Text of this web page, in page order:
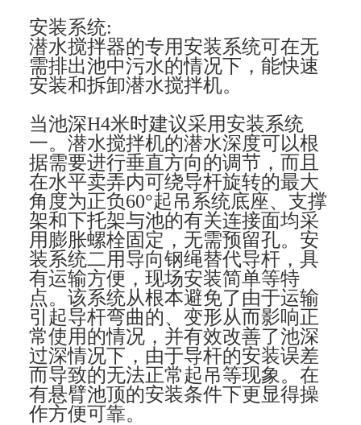
安装系统:
潜水搅拌器的专用安装系统可在无
需排出池中污水的情况下，能快速
安装和拆卸潜水搅拌机。
当池深H4米时建议采用安装系统
一。潜水搅拌机的潜水深度可以根
据需要进行垂直方向的调节，而且
在水平卖弄内可绕导杆旋转的最大
角度为正负60°起吊系统底座、支撑
架和下托架与池的有关连接面均采
用膨胀螺栓固定，无需预留孔。安
装系统二用导向钢绳替代导杆，具
有运输方便，现场安装简单等特
点。该系统从根本避免了由于运输
引起导杆弯曲的、变形从而影响正
常使用的情况，并有效改善了池深
过深情况下，由于导杆的安装误差
而导致的无法正常起吊等现象。在
有悬臂池顶的安装条件下更显得操
作方便可靠。